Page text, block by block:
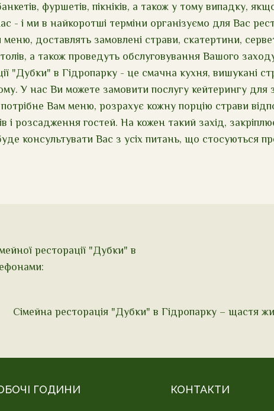
фуршетів, пікніків, а також у тому випадку,
- і ми в найкоротші терміни організуємо для Вас
доставлять замовлені страви, скатертини,
а також проведуть обслуговування Вашого
"Дубки" в Гідропарку - це смачна кухня, вишукані
У нас Ви можете замовити послугу кейтерингу для
Вам меню, розрахує кожну порцію страви
і розсадження гостей. На кожен такий захід,
консультувати Вас з усіх питань, що стосуються
ресторації "Дубки" в
Сімейна ресторація "Дубки" в Гідропарку – щастя
ГОДИНИ КОНТАКТИ